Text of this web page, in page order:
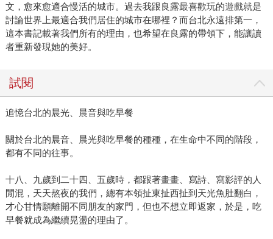
文，愈來愈適合慢活的城市。過去我跟良露最喜歡玩的遊戲就是
討論世界上最適合我們居住的城市在哪裡？而台北永遠排第一，
這本書記載著我們所有的理由，也希望在良露的帶領下，能讓讀
者重新發現她的美好。
試閱
追憶台北的晨光、晨音與吃早餐
關於台北的晨音、晨光與吃早餐的種種，在生命中不同的階段，
都有不同的往事。
十八、九歲到二十四、五歲時，都跟著畫畫、寫詩、寫影評的人
閒混，天天熬夜的我們，總有本領扯東扯西扯到天光魚肚翻白，
才心甘情願離開不同朋友的家門，但也不想立即返家，於是，吃
早餐就成為繼續晃盪的理由了。